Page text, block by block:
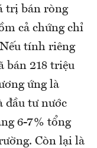
trị bán ròng
cả chứng chỉ
tính riêng
bán 218 triệu
ứng là
đầu tư nước
6-7% tổng
Còn lại là